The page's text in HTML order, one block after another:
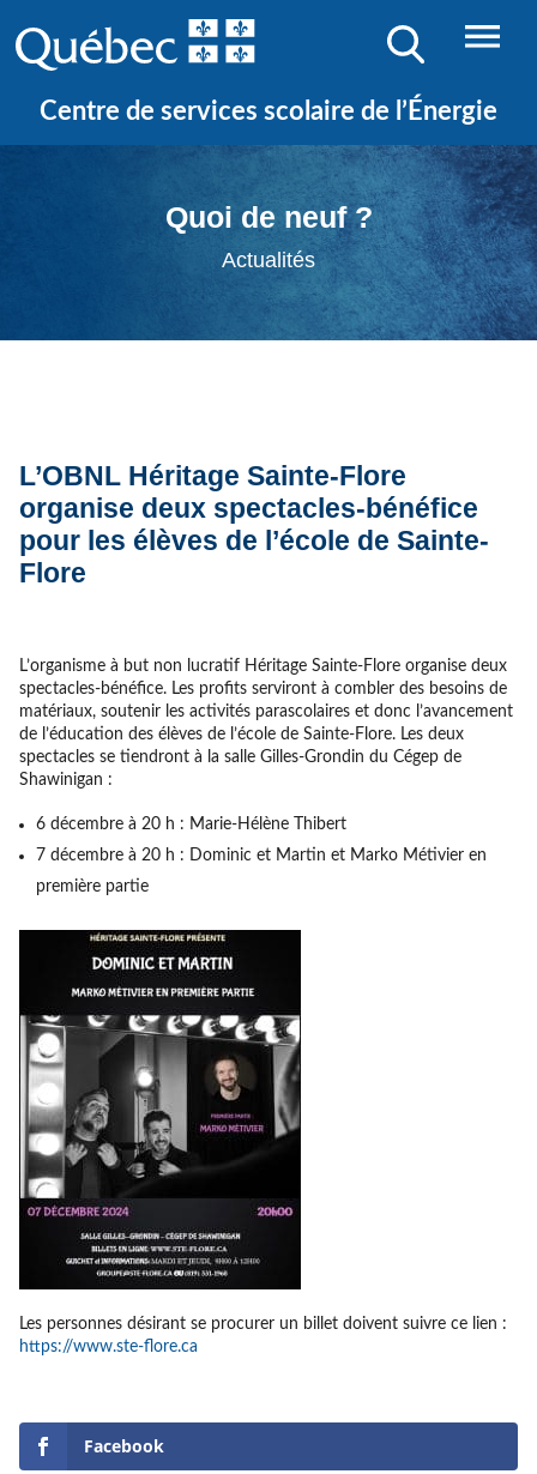
Centre de services scolaire de l’Énergie
Quoi de neuf ?
Actualités
L’OBNL Héritage Sainte-Flore
organise deux spectacles-bénéfice
pour les élèves de l’école de Sainte-
Flore
L’organisme à but non lucratif Héritage Sainte-Flore organise deux
spectacles-bénéfice. Les profits serviront à combler des besoins de
matériaux, soutenir les activités parascolaires et donc l’avancement
de l’éducation des élèves de l’école de Sainte-Flore. Les deux
spectacles se tiendront à la salle Gilles-Grondin du Cégep de
Shawinigan :
6 décembre à 20 h : Marie-Hélène Thibert
7 décembre à 20 h : Dominic et Martin et Marko Métivier en
première partie
Les personnes désirant se procurer un billet doivent suivre ce lien :
https://www.ste-flore.ca
Facebook